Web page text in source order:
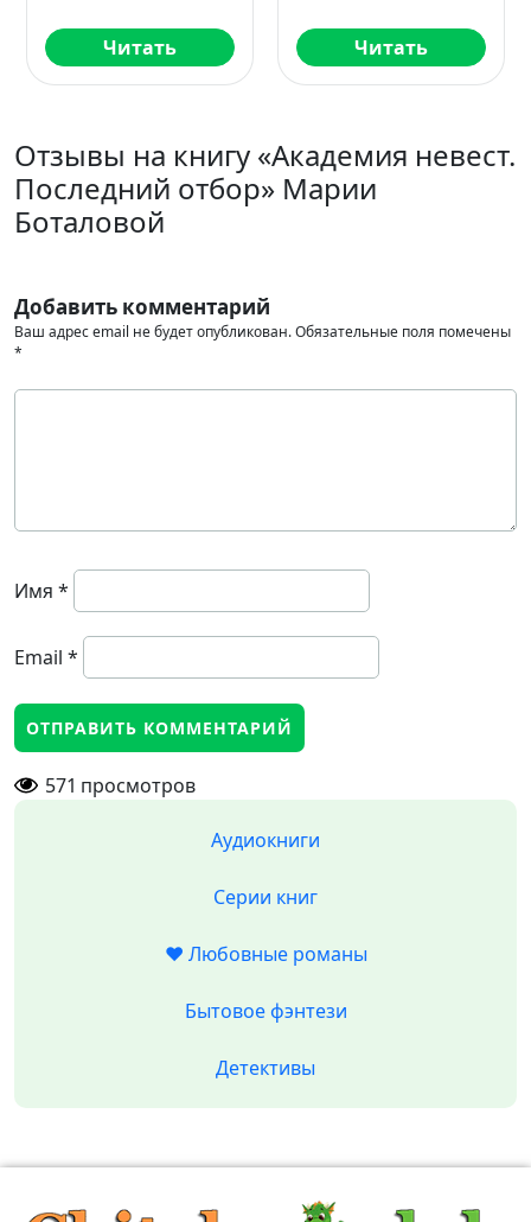
Читать Читать
Отзывы на книгу «Академия невест.
Последний отбор» Марии
Боталовой
Добавить комментарий
Ваш адрес email не будет опубликован.Обязательные поля помечены
*
Имя *
Email *
571 просмотров
Аудиокниги
Серии книг
❤️ Любовные романы
Бытовое фэнтези
Детективы